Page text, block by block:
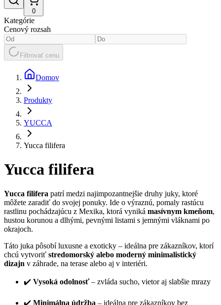
0
Kategórie
Cenový rozsah
Filtrovať cenu
Domov
Produkty
YUCCA
Yucca filifera
Yucca filifera
Yucca filifera patrí medzi najimpozantnejšie druhy juky, ktoré
môžete zaradiť do svojej ponuky. Ide o výraznú, pomaly rastúcu
rastlinu pochádzajúcu z Mexika, ktorá vyniká masívnym kmeňom,
hustou korunou a dlhými, pevnými listami s jemnými vláknami po
okrajoch.
Táto juka pôsobí luxusne a exoticky – ideálna pre zákazníkov, ktorí
chcú vytvoriť stredomorský alebo moderný minimalistický
dizajn v záhrade, na terase alebo aj v interiéri.
✔️ Vysoká odolnosť– zvláda sucho, vietor aj slabšie mrazy
✔️ Minimálna údržba – ideálna pre zákazníkov bez